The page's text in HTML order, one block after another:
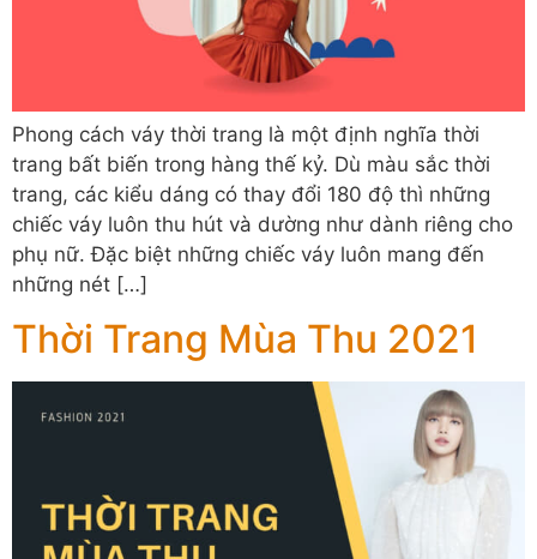
Phong cách váy thời trang là một định nghĩa thời
trang bất biến trong hàng thế kỷ. Dù màu sắc thời
trang, các kiểu dáng có thay đổi 180 độ thì những
chiếc váy luôn thu hút và dường như dành riêng cho
phụ nữ. Đặc biệt những chiếc váy luôn mang đến
những nét […]
Thời Trang Mùa Thu 2021